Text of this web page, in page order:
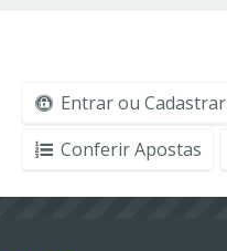
Entrar ou Cadastrar
Conferir Apostas